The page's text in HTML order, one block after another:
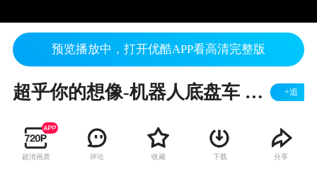
预览播放中，打开优酷APP看高清完整版
超乎你的想像-机器人底盘车 可负载爬坡，爬楼梯，巡检侦查，拍照摄像 +追
超清画质 评论 收藏 下载 分享